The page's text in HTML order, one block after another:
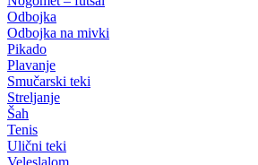
Odbojka
Odbojka na mivki
Pikado
Plavanje
Smučarski teki
Streljanje
Šah
Tenis
Ulični teki
Veleslalom